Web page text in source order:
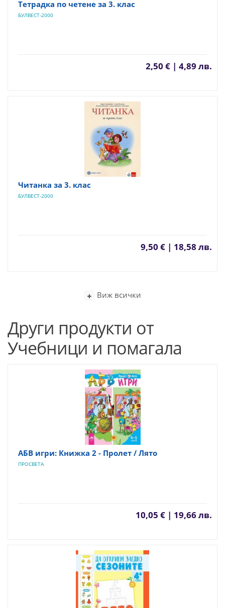
Тетрадка по четене за 3. клас
БУЛВЕСТ-2000
2,50 € | 4,89 лв.
Читанка за 3. клас
БУЛВЕСТ-2000
9,50 € | 18,58 лв.
Виж всички
Други продукти от
Учебници и помагала
АБВ игри: Книжка 2 - Пролет / Лято
ПРОСВЕТА
10,05 € | 19,66 лв.